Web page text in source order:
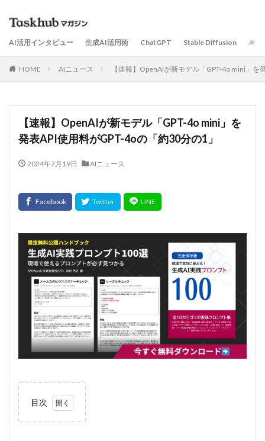
AI活用インタビュー 生成AI活用術 ChatGPT Stable Diffusion AIサ
HOME AIニュース 【速報】OpenAIが新モデル「GPT-4o mini」
【速報】OpenAIが新モデル「GPT-4o mini」を
発表API使用料がGPT-4oの「約30分の1」
2024年7月19日 AIニュース
目次